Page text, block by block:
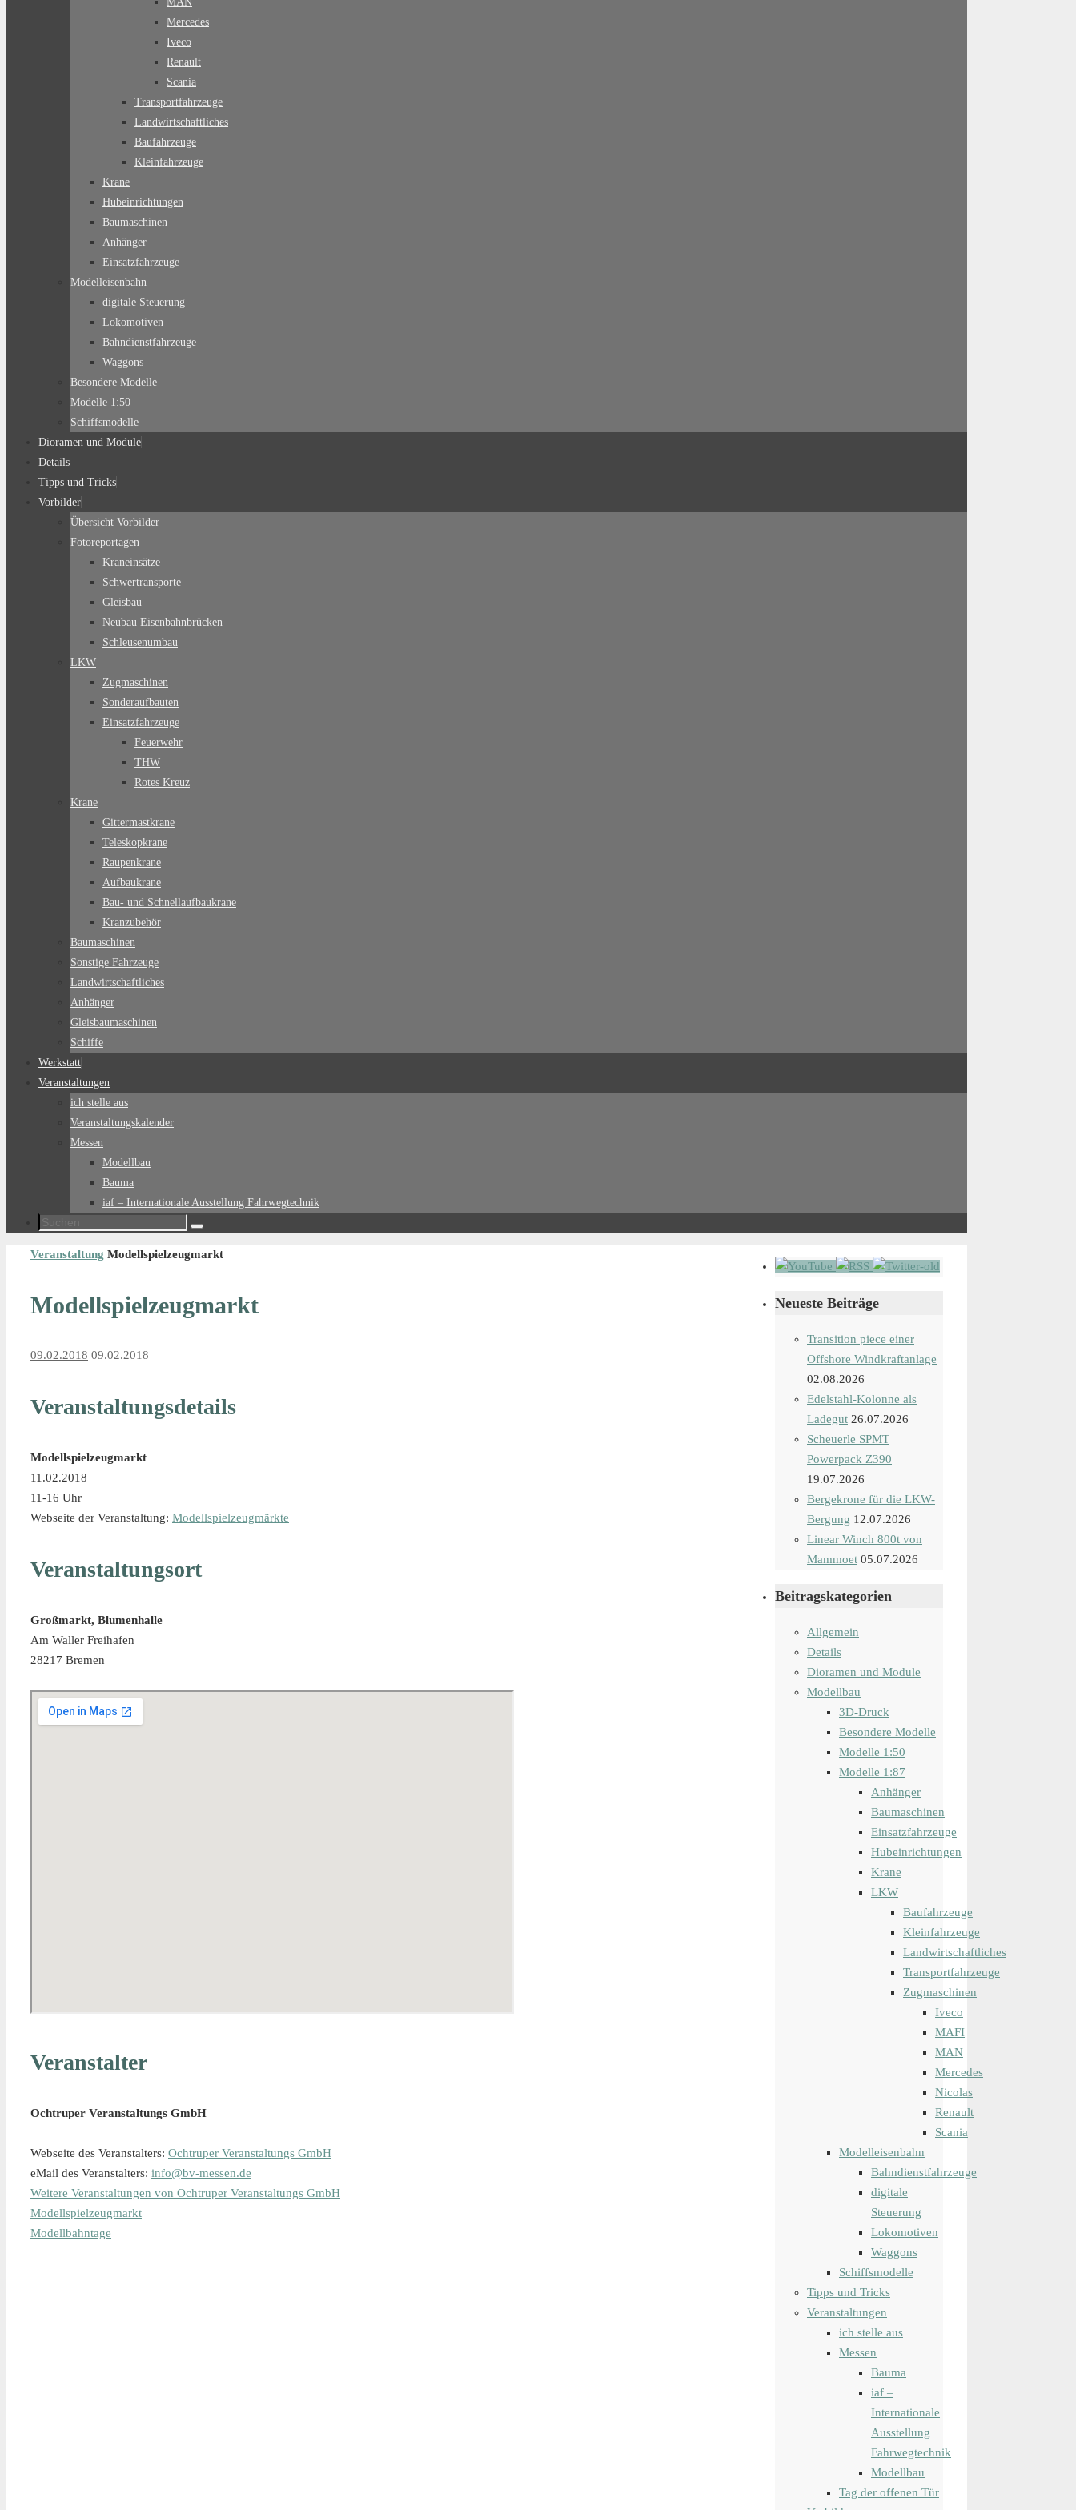
Mercedes
Iveco
Renault
Scania
Transportfahrzeuge
Landwirtschaftliches
Baufahrzeuge
Kleinfahrzeuge
Krane
Hubeinrichtungen
Baumaschinen
Anhänger
Einsatzfahrzeuge
Modelleisenbahn
digitale Steuerung
Lokomotiven
Bahndienstfahrzeuge
Waggons
Besondere Modelle
Modelle 1:50
Schiffsmodelle
Dioramen und Module
Details
Tipps und Tricks
Vorbilder
Übersicht Vorbilder
Fotoreportagen
Kraneinsätze
Schwertransporte
Gleisbau
Neubau Eisenbahnbrücken
Schleusenumbau
LKW
Zugmaschinen
Sonderaufbauten
Einsatzfahrzeuge
Feuerwehr
THW
Rotes Kreuz
Krane
Gittermastkrane
Teleskopkrane
Raupenkrane
Aufbaukrane
Bau- und Schnellaufbaukrane
Kranzubehör
Baumaschinen
Sonstige Fahrzeuge
Landwirtschaftliches
Anhänger
Gleisbaumaschinen
Schiffe
Werkstatt
Veranstaltungen
ich stelle aus
Veranstaltungskalender
Messen
Modellbau
Bauma
iaf – Internationale Ausstellung Fahrwegtechnik
Suchen
Suchen
Start
Veranstaltung Modellspielzeugmarkt
Modellspielzeugmarkt
09.02.2018 09.02.2018
Veranstaltungsdetails
Modellspielzeugmarkt
11.02.2018
11-16 Uhr
Webseite der Veranstaltung: Modellspielzeugmärkte
Veranstaltungsort
Großmarkt, Blumenhalle
Am Waller Freihafen
28217 Bremen
Veranstalter
Ochtruper Veranstaltungs GmbH
Webseite des Veranstalters: Ochtruper Veranstaltungs GmbH
eMail des Veranstalters: info@bv-messen.de
Weitere Veranstaltungen von Ochtruper Veranstaltungs GmbH
Modellspielzeugmarkt
Modellbahntage
Neueste Beiträge
Transition piece einer
Offshore Windkraftanlage
02.08.2026
Edelstahl-Kolonne als
Ladegut 26.07.2026
Scheuerle SPMT
Powerpack Z390
19.07.2026
Bergekrone für die LKW-
Bergung 12.07.2026
Linear Winch 800t von
Mammoet 05.07.2026
Beitragskategorien
Allgemein
Details
Dioramen und Module
Modellbau
3D-Druck
Besondere Modelle
Modelle 1:50
Modelle 1:87
Anhänger
Baumaschinen
Einsatzfahrzeuge
Hubeinrichtungen
Krane
LKW
Baufahrzeuge
Kleinfahrzeuge
Landwirtschaftliches
Transportfahrzeuge
Zugmaschinen
Iveco
MAFI
MAN
Mercedes
Nicolas
Renault
Scania
Modelleisenbahn
Bahndienstfahrzeuge
digitale
Steuerung
Lokomotiven
Waggons
Schiffsmodelle
Tipps und Tricks
Veranstaltungen
ich stelle aus
Messen
Bauma
iaf –
Internationale
Ausstellung
Fahrwegtechnik
Modellbau
Tag der offenen Tür